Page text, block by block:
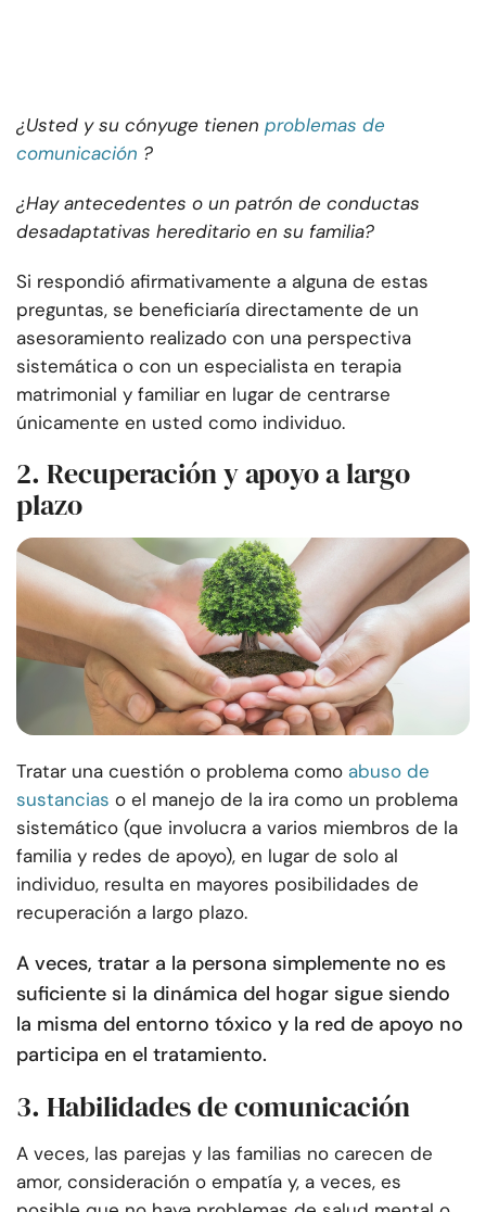
¿Usted y su cónyuge tienen problemas de
comunicación ?
¿Hay antecedentes o un patrón de conductas
desadaptativas hereditario en su familia?
Si respondió afirmativamente a alguna de estas
preguntas, se beneficiaría directamente de un
asesoramiento realizado con una perspectiva
sistemática o con un especialista en terapia
matrimonial y familiar en lugar de centrarse
únicamente en usted como individuo.
2. Recuperación y apoyo a largo
plazo
Tratar una cuestión o problema como abuso de
sustancias o el manejo de la ira como un problema
sistemático (que involucra a varios miembros de la
familia y redes de apoyo), en lugar de solo al
individuo, resulta en mayores posibilidades de
recuperación a largo plazo.
A veces, tratar a la persona simplemente no es
suficiente si la dinámica del hogar sigue siendo
la misma del entorno tóxico y la red de apoyo no
participa en el tratamiento.
3. Habilidades de comunicación
A veces, las parejas y las familias no carecen de
amor, consideración o empatía y, a veces, es